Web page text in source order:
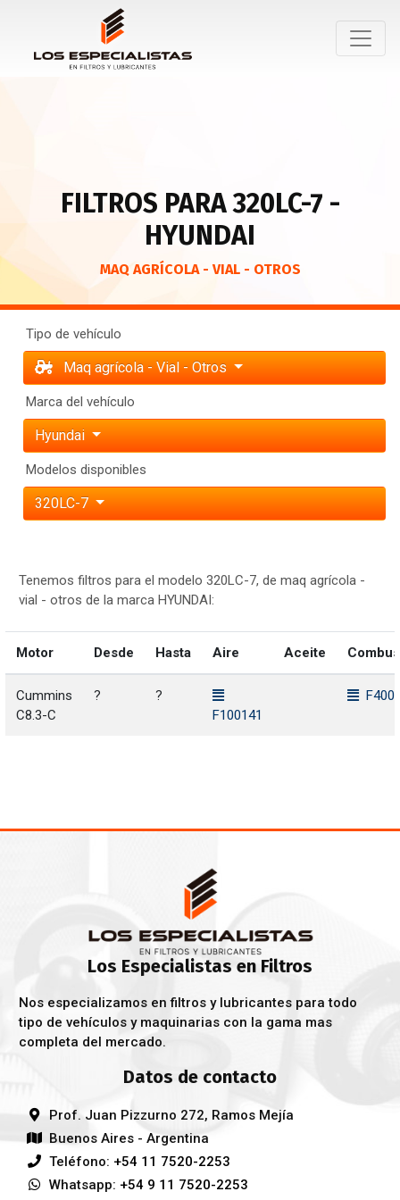
FILTROS PARA 320LC-7 -
HYUNDAI
MAQ AGRÍCOLA - VIAL - OTROS
Tipo de vehículo
Maq agrícola - Vial - Otros
Marca del vehículo
Hyundai
Modelos disponibles
320LC-7
Tenemos filtros para el modelo 320LC-7, de maq agrícola -
vial - otros de la marca HYUNDAI:
Motor Desde Hasta Aire Aceite
Cummins
C8.3-C
?
?
F100141
Los Especialistas en Filtros
Nos especializamos en filtros y lubricantes para todo
tipo de vehículos y maquinarias con la gama mas
completa del mercado.
Datos de contacto
Prof. Juan Pizzurno 272, Ramos Mejía
Buenos Aires - Argentina
Teléfono: +54 11 7520-2253
Whatsapp: +54 9 11 7520-2253